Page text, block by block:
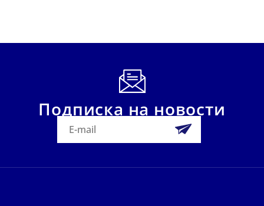
Подписка на новости